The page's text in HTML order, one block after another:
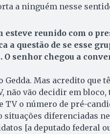
a ninguém nesse
esteve reunido com o
a questão de se esse
senhor chegou a
Gedda. Mas acredito que
não vão decidir em bloco,
TV o número de pré-
situações diferenciadas
[a deputado federal